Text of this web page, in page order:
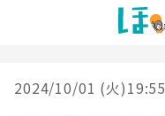
2024/10/01 (火)19:55